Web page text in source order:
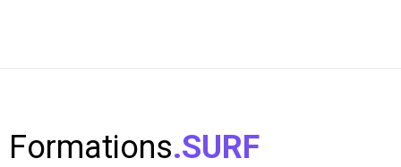
Formations.SURF